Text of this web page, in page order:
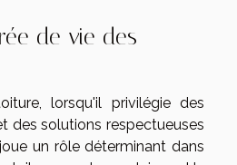
de vie des
lorsqu'il privilégie des
des solutions respectueuses
un rôle déterminant dans